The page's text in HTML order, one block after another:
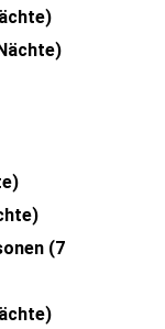
(7